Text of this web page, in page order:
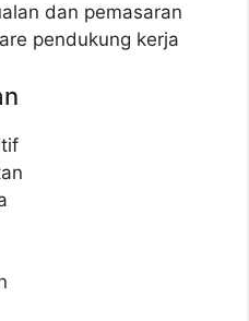
dan pemasaran
pendukung kerja